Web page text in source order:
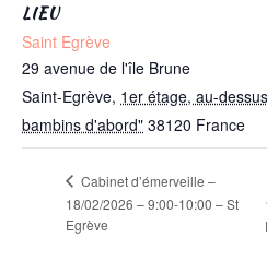
LIEU
Saint Egrève
29 avenue de l'île Brune
Saint-Egrève, 1er étage, au-
bambins d'abord" 38120 France
Cabinet d’émerveille –
18/02/2026 – 9:00-10:00 – St
Egrève